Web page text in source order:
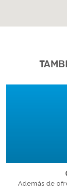
Además de